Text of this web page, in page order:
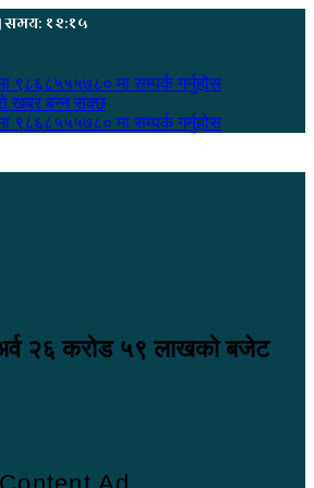
समय: १२:१५
९८६८५५५७८० मा सम्पर्क गर्नुहोस
खबर बन्न सक्छ
९८६८५५५७८० मा सम्पर्क गर्नुहोस
२६ करोड ५९ लाखको बजेट
शुक्रबार ०५:४२